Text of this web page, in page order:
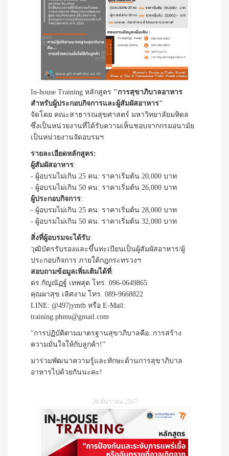
In-house Training หลักสูตร "การสุขาภิบาลอาหาร
สำหรับผู้ประกอบกิจการและผู้สัมผัสอาหาร"
จัดโดย คณะสาธารณสุขศาสตร์ มหาวิทยาลัยมหิดล
ซึ่งเป็นหน่วยงานที่ได้รับความเห็นชอบจากกรมอนามัย
เป็นหน่วยงานจัดอบรมฯ
รายละเอียดหลักสูตร:
ผู้สัมผัสอาหาร:
- ผู้อบรมไม่เกิน 25 คน: ราคาเริ่มต้น 20,000 บาท
- ผู้อบรมไม่เกิน 50 คน: ราคาเริ่มต้น 26,000 บาท
ผู้ประกอบกิจการ:
- ผู้อบรมไม่เกิน 25 คน: ราคาเริ่มต้น 28,000 บาท
- ผู้อบรมไม่เกิน 50 คน: ราคาเริ่มต้น 32,000 บาท
สิ่งที่ผู้อบรมจะได้รับ:
วุฒิบัตรรับรองและขึ้นทะเบียนเป็นผู้สัมผัสอาหาร/ผู้
ประกอบกิจการ ภายใต้กฎกระทรวงฯ
สอบถามข้อมูลเพิ่มเติมได้ที่:
ดร.กัญณัฏฐ์ เทพสุด โทร. 096-0649865
คุณผาสุข เลิศงาม โทร. 089-9668822
LINE: @497jymtb หรือ E-Mail:
training.phmu@gmail.com
"การปฏิบัติตามมาตรฐานสุขาภิบาลคือ..การสร้าง
ความมั่นใจให้กับลูกค้า!”
มาร่วมพัฒนาความรู้และทักษะด้านการสุขาภิบาล
อาหารไปด้วยกันนะคะ!
26 ธันวาคม 2567